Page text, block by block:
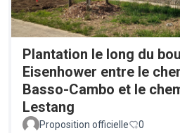
Plantation le long du
Eisenhower entre le
Basso-Cambo et le
Lestang
Proposition officielle 0